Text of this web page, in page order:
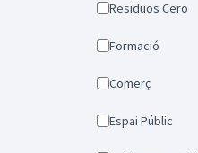
Residuos Cero
Formació
Comerç
Espai Públic